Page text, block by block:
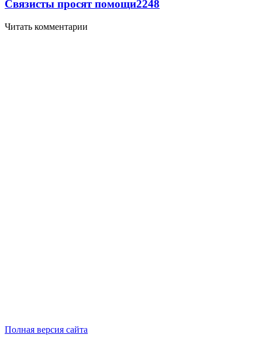
Связисты просят помощи2248
Читать комментарии
Полная версия сайта